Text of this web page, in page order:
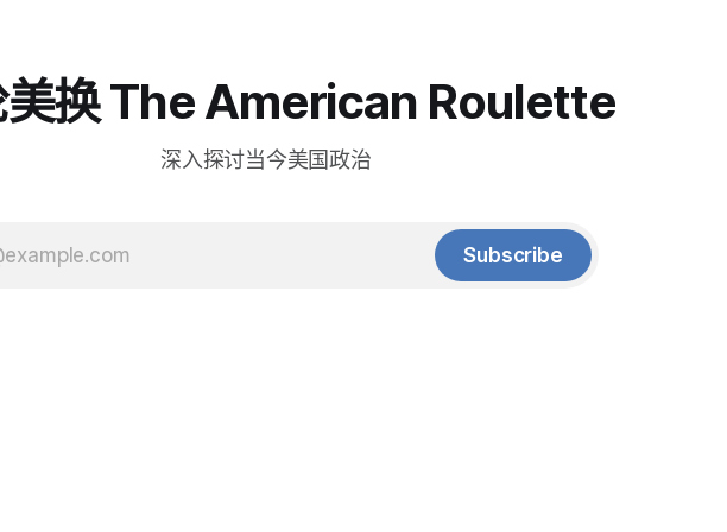
换 The American Roulette
深入探讨当今美国政治
Subscribe